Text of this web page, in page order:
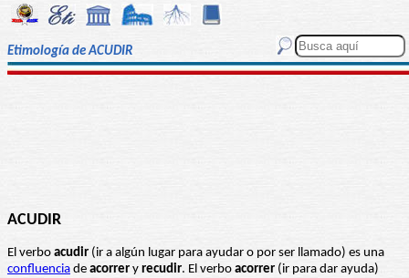
Etimología de ACUDIR
ACUDIR
El verbo acudir (ir a algún lugar para ayudar o por ser llamado) es una
confluencia de acorrer y recudir. El verbo acorrer (ir para dar ayuda)